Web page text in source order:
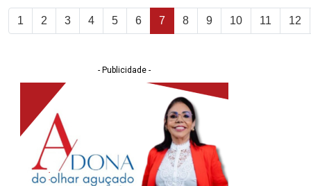
1 2 3 4 5 6 7 8 9 10 11 12
- Publicidade -